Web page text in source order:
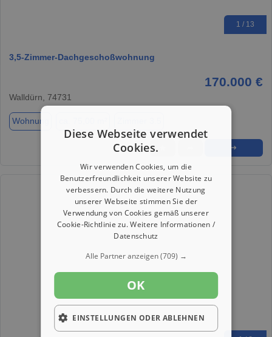
1 / 13
3,5‑Zimmer‑Dachgeschoßwohnung
170.000 €
Walldürn, 74731
Wohnung
➜
Diese Webseite verwendet
Cookies.
Wir verwenden Cookies, um die
Benutzerfreundlichkeit unserer Website zu
verbessern. Durch die weitere Nutzung
unserer Webseite stimmen Sie der
Verwendung von Cookies gemäß unserer
Cookie-Richtlinie zu.Weitere Informationen /
Datenschutz
Alle Partner anzeigen(709) →
OK
EINSTELLUNGEN ODER ABLEHNEN